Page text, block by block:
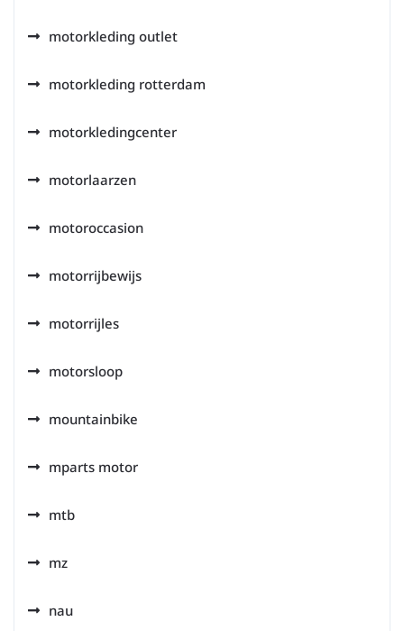
motorkleding outlet
motorkleding rotterdam
motorkledingcenter
motorlaarzen
motoroccasion
motorrijbewijs
motorrijles
motorsloop
mountainbike
mparts motor
mtb
mz
nau